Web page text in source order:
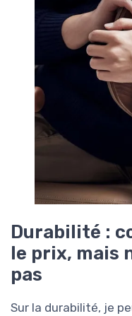
Durabilité :
le prix, mais
pas
Sur la durabilité, je